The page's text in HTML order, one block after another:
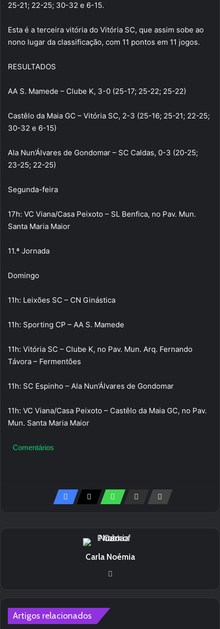
25-21; 22-25; 30-32 e 6-15.
Esta é a terceira vitória do Vitória SC, que assim sobe ao
nono lugar da classificação, com 11 pontos em 11 jogos.
RESULTADOS
AA S. Mamede – Clube K, 3-0 (25-17; 25-22; 25-22)
Castêlo da Maia GC – Vitória SC, 2-3 (25-16; 25-21; 22-25;
30-32 e 6-15)
Ala Nun’Álvares de Gondomar – SC Caldas, 0-3 (20-25;
23-25; 22-25)
Segunda-feira
17h: VC Viana/Casa Peixoto – SL Benfica, no Pav. Mun.
Santa Maria Maior
11.ª Jornada
Domingo
11h: Leixões SC – CN Ginástica
11h: Sporting CP – AA S. Mamede
11h: Vitória SC – Clube K, no Pav. Mun. Arq. Fernando
Távora – Fermentões
11h: SC Espinho – Ala Nun’Álvares de Gondomar
11h: VC Viana/Casa Peixoto – Castêlo da Maia GC, no Pav.
Mun. Santa Maria Maior
Comentários
Carla Noémia
Artigos relacionados